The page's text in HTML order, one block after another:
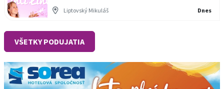
Liptovský Mikuláš Dnes
VŠETKY PODUJATIA